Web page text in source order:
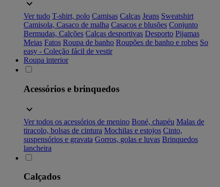
Ver tudo T-shirt, polo Camisas Calças Jeans Sweatshirt
Camisola, Casaco de malha Casacos e blusões Conjunto
Bermudas, Calções Calças desportivas Desporto Pijamas
Meias Fatos Roupa de banho Roupões de banho e robes So
easy - Coleção fácil de vestir
Roupa interior
Acessórios e brinquedos
Ver todos os acessórios de menino Boné, chapéu Malas de
tiracolo, bolsas de cintura Mochilas e estojos Cinto,
suspensórios e gravata Gorros, golas e luvas Brinquedos
lancheira
Calçados